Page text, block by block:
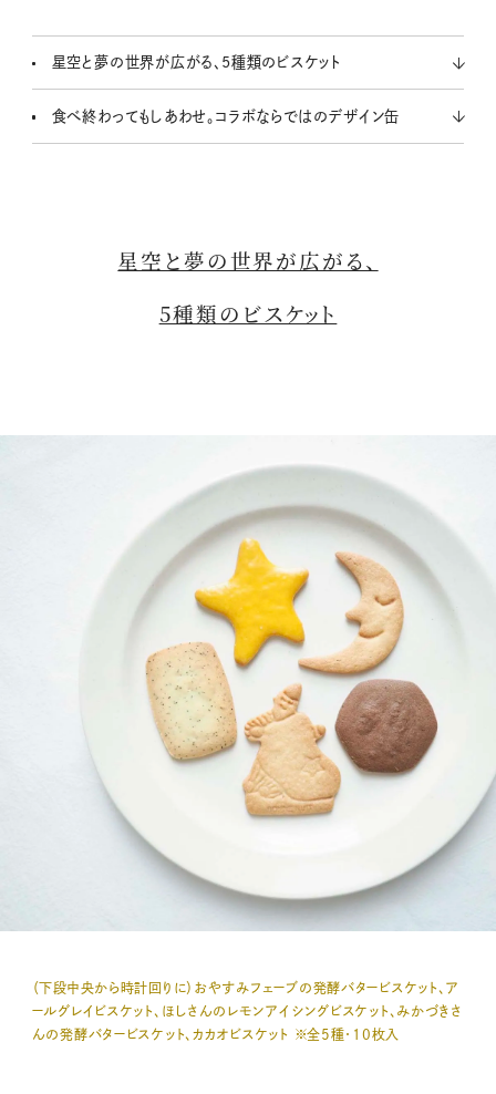
星空と夢の世界が広がる、5種類のビスケット
食べ終わってもしあわせ。コラボならではのデザイン缶
星空と夢の世界が広がる、
5種類のビスケット
（下段中央から時計回りに）おやすみフェーブの発酵バタービスケット、ア
ールグレイビスケット、ほしさんのレモンアイシングビスケット、みかづきさ
んの発酵バタービスケット、カカオビスケット ※全5種・10枚入